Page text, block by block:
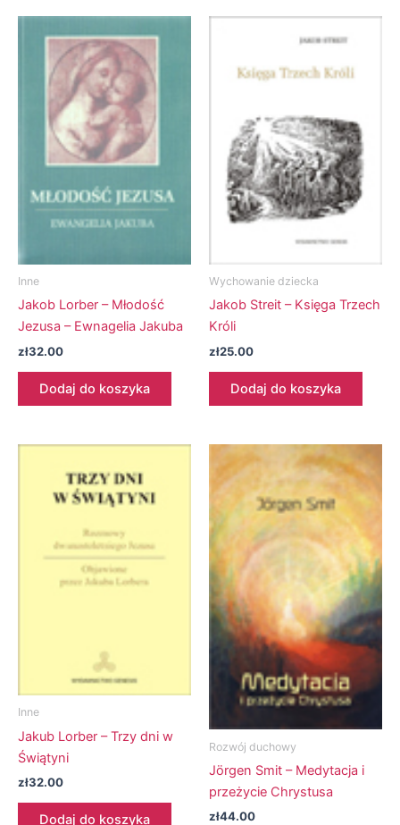
Inne
Jakob Lorber – Młodość
Jezusa – Ewnagelia Jakuba
zł32.00
Dodaj do koszyka
Wychowanie dziecka
Jakob Streit – Księga Trzech
Króli
zł25.00
Dodaj do koszyka
Inne
Jakub Lorber – Trzy dni w
Świątyni
zł32.00
Dodaj do koszyka
Rozwój duchowy
Jörgen Smit – Medytacja i
przeżycie Chrystusa
zł44.00